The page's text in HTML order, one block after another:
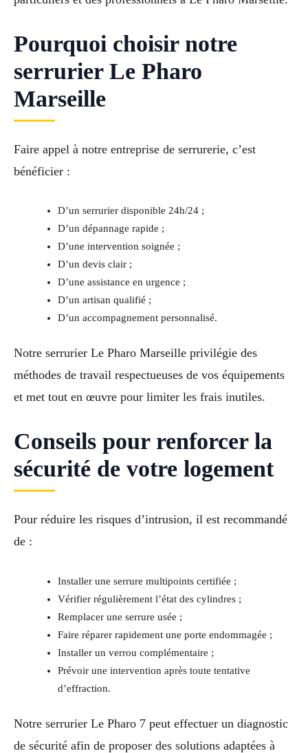
Pourquoi choisir notre
serrurier Le Pharo
Marseille
Faire appel à notre entreprise de serrurerie, c’est
bénéficier :
D’un serrurier disponible 24h/24 ;
D’un dépannage rapide ;
D’une intervention soignée ;
D’un devis clair ;
D’une assistance en urgence ;
D’un artisan qualifié ;
D’un accompagnement personnalisé.
Notre serrurier Le Pharo Marseille privilégie des
méthodes de travail respectueuses de vos équipements
et met tout en œuvre pour limiter les frais inutiles.
Conseils pour renforcer la
sécurité de votre logement
Pour réduire les risques d’intrusion, il est recommandé
de :
Installer une serrure multipoints certifiée ;
Vérifier régulièrement l’état des cylindres ;
Remplacer une serrure usée ;
Faire réparer rapidement une porte endommagée ;
Installer un verrou complémentaire ;
Prévoir une intervention après toute tentative
d’effraction.
Notre serrurier Le Pharo 7 peut effectuer un diagnostic
de sécurité afin de proposer des solutions adaptées à